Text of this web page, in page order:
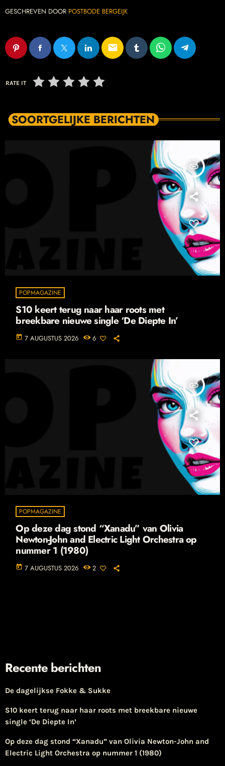
GESCHREVEN DOOR POSTBODE BERGEIJK
email
RATE IT
SOORTGELIJKE BERICHTEN
insert_link
POPMAGAZINE
S10 keert terug naar haar roots met
breekbare nieuwe single ‘De Diepte In’
today 7 AUGUSTUS 2026 6
insert_link
POPMAGAZINE
Op deze dag stond “Xanadu” van Olivia
Newton-John and Electric Light Orchestra op
nummer 1 (1980)
today 7 AUGUSTUS 2026 2
Recente berichten
De dagelijkse Fokke & Sukke
S10 keert terug naar haar roots met breekbare nieuwe
single ‘De Diepte In’
Op deze dag stond “Xanadu” van Olivia Newton-John and
Electric Light Orchestra op nummer 1 (1980)